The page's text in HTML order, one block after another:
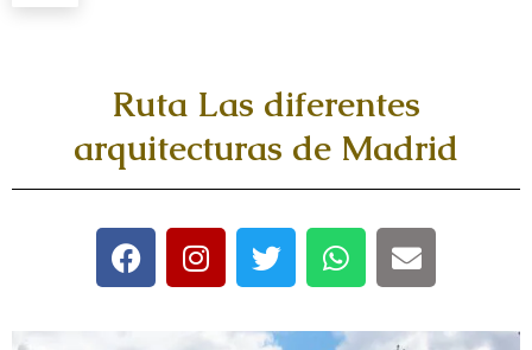
Ruta Las diferentes
arquitecturas de Madrid